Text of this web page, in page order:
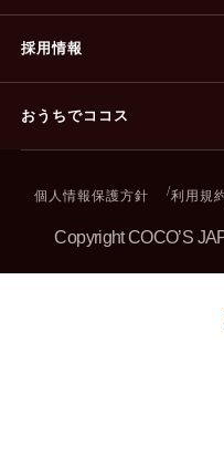
採用情報
おうちでココス
個人情報保護方針 利用規
Copyright COCO’S